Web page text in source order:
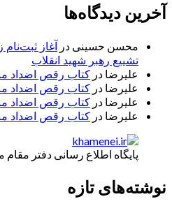
آخرین دیدگاه‌ها
محسن حسینی در آغاز ثبت‌نام
تشییع رهبر شهید انقلاب
علیرضا در کتاب رقص اضداد
علیرضا در کتاب رقص اضداد
علیرضا در کتاب رقص اضداد
علیرضا در کتاب رقص اضداد
پایگاه اطلاع رسانی دفتر
نوشته‌های تازه